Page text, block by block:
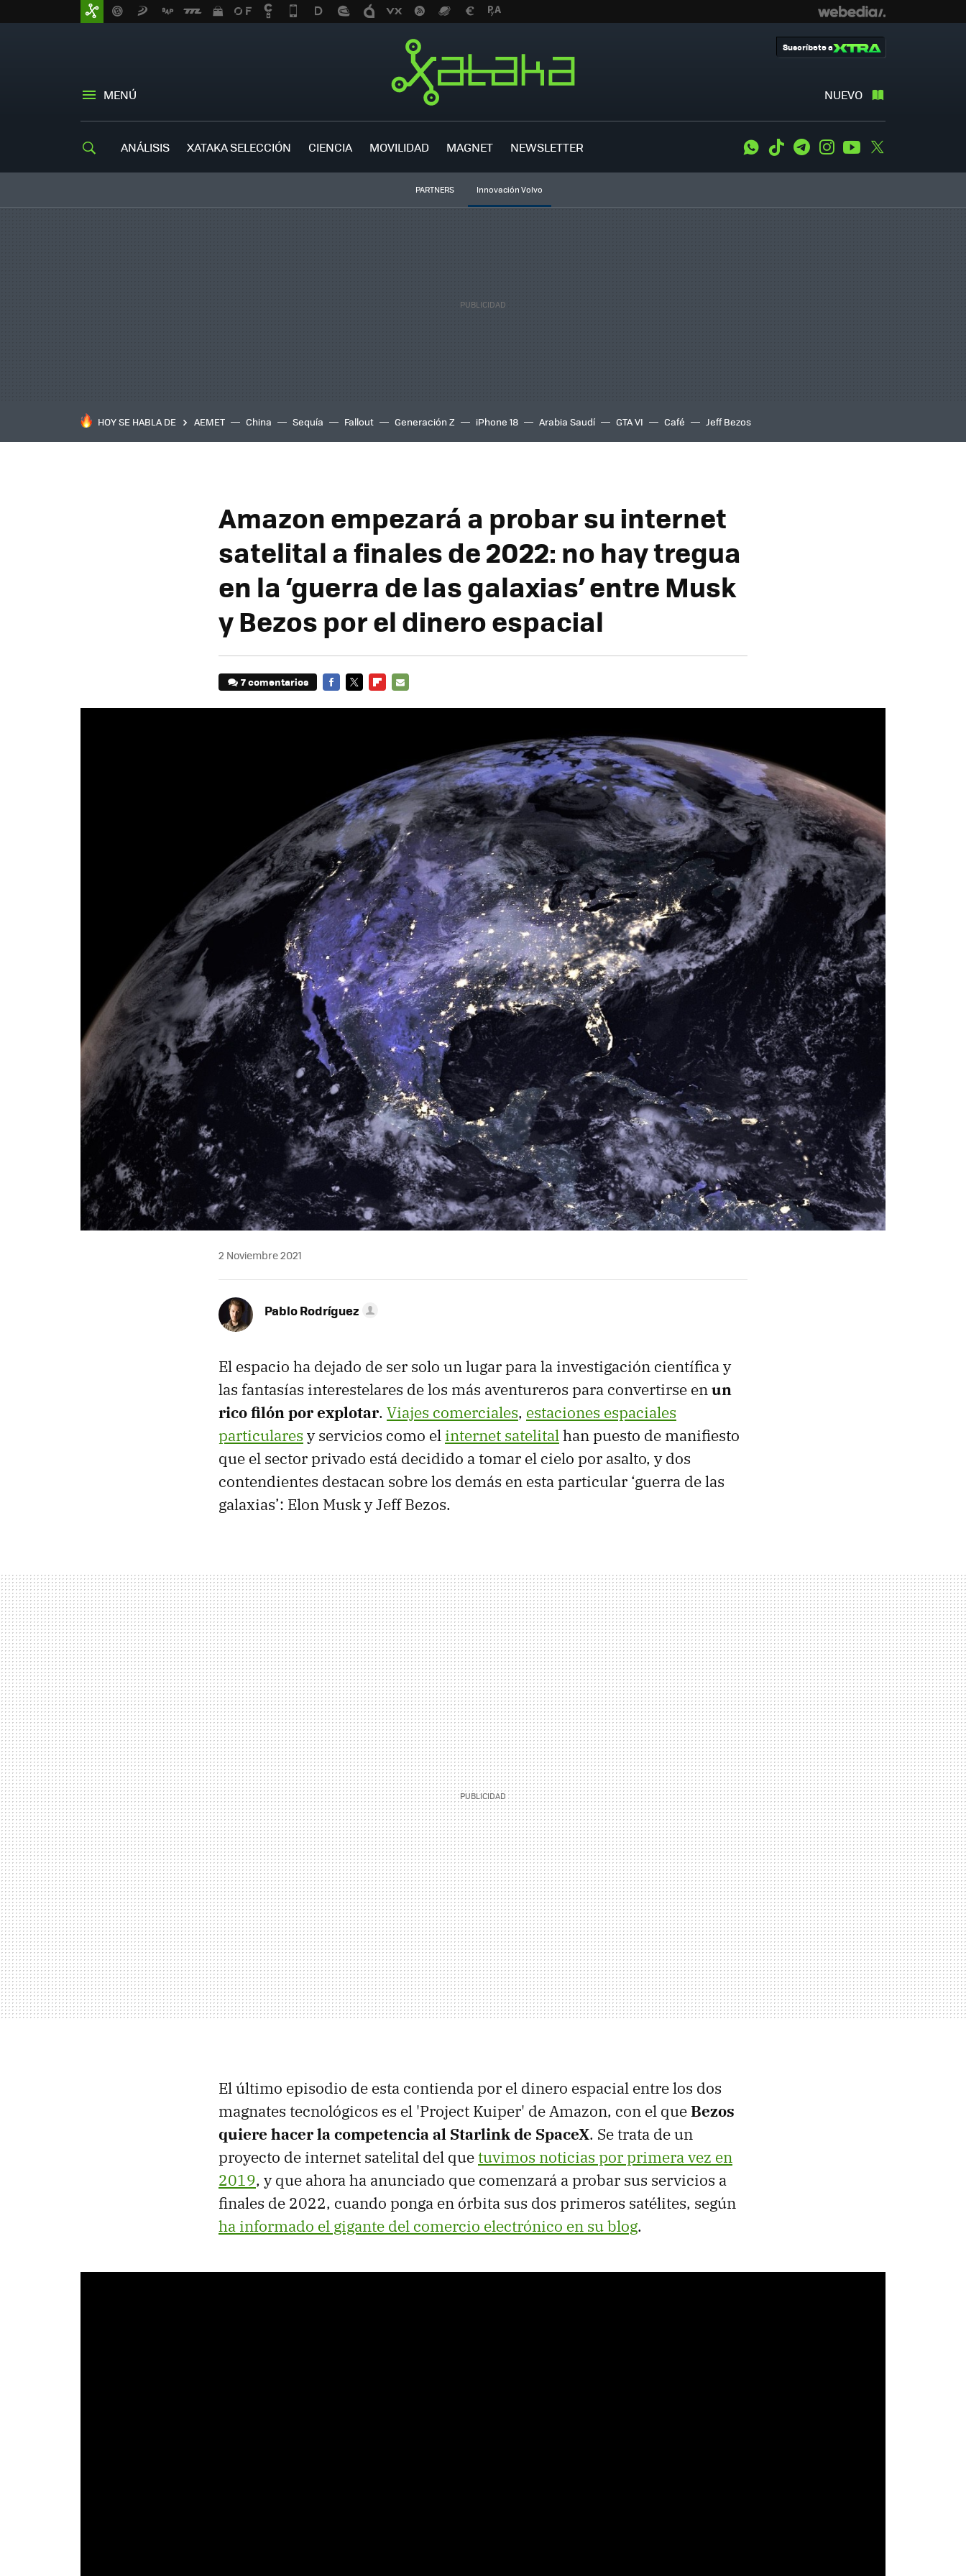
MENÚ NUEVO
Suscríbete a
ANÁLISIS XATAKA SELECCIÓN CIENCIA MOVILIDAD MAGNET NEWSLETTER WhatsApp
Tiktok TelegramInstagramYoutube
PARTNERS Innovación Volvo
HOY SE HABLA DE AEMET China Sequía Fallout Generación Z iPhone 18 Arabia Saudí GTA VI Café Jeff Bezos
Amazon empezará a probar su internet
satelital a finales de 2022: no hay tregua
en la ‘guerra de las galaxias’ entre Musk
y Bezos por el dinero espacial
7 comentarios
2 Noviembre 2021
Pablo Rodríguez
El espacio ha dejado de ser solo un lugar para la investigación científica y
las fantasías interestelares de los más aventureros para convertirse enun
rico filón por explotar. Viajes comerciales, estaciones espaciales
particulares y servicios como el internet satelitalhan puesto de manifiesto
que el sector privado está decidido a tomar el cielo por asalto, y dos
contendientes destacan sobre los demás en esta particular ‘guerra de las
galaxias’: Elon Musk y Jeff Bezos.
El último episodio de esta contienda por el dinero espacial entre los dos
magnates tecnológicos es el 'Project Kuiper' de Amazon, con el queBezos
quiere hacer la competencia al Starlink de SpaceX. Se trata de un
proyecto de internet satelital del quetuvimos noticias por primera vez en
2019, y que ahora ha anunciado que comenzará a probar sus servicios a
finales de 2022, cuando ponga en órbita sus dos primeros satélites, según
ha informado el gigante del comercio electrónico en su blog.